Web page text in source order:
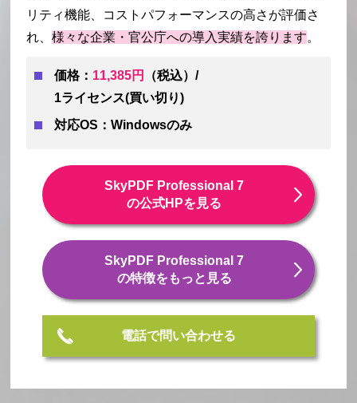
リティ機能、コストパフォーマンスの高さが評価さ
れ、様々な企業・官公庁への導入実績を誇ります。
価格： 11,385円
（税込）/
1ライセンス(買い切り)
対応OS：Windowsのみ
SkyPDF Professional 7
の公式HPを見る
SkyPDF Professional 7
の特徴をもっと見る
電話で問い合わせる